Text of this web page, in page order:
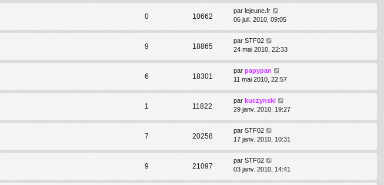
0 10662
par lejeune.fr
06 juil. 2010, 09:05
9 18865
par STF02
24 mai 2010, 22:33
6 18301
par papypan
11 mai 2010, 22:57
1 11822
par kuczynski
29 janv. 2010, 19:27
7 20258
par STF02
17 janv. 2010, 10:31
9 21097
par STF02
03 janv. 2010, 14:41